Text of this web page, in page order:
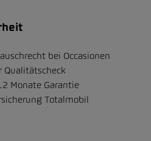
bei Occasionen
Qualitätscheck
Monate Garantie
Totalmobil